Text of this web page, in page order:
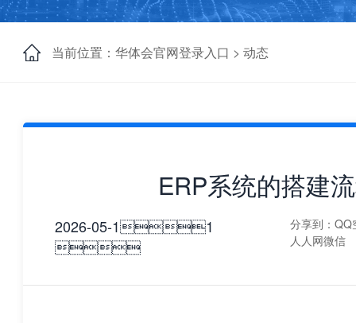
当前位置：华体会官网登录入口 > 动态
ERP系统的搭建
2026-05-11

分享到： QQ
人人网微信